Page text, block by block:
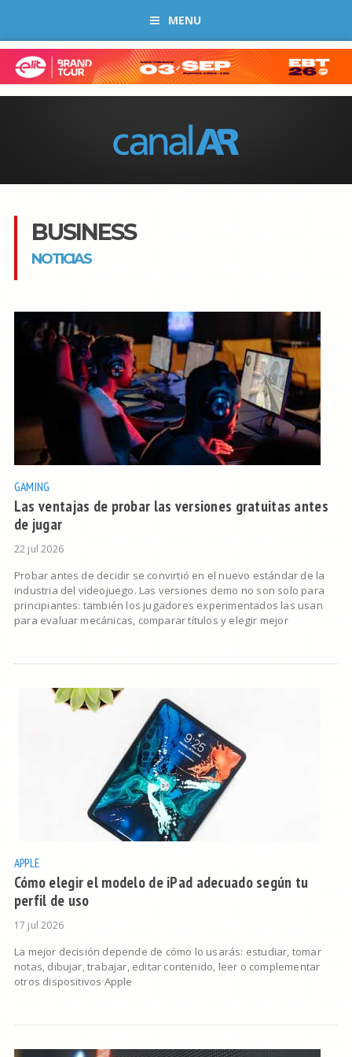
MENU
BUSINESS
NOTICIAS
GAMING
Las ventajas de probar las versiones gratuitas antes
de jugar
22 jul 2026
Probar antes de decidir se convirtió en el nuevo estándar de la
industria del videojuego. Las versiones demo no son solo para
principiantes: también los jugadores experimentados las usan
para evaluar mecánicas, comparar títulos y elegir mejor
APPLE
Cómo elegir el modelo de iPad adecuado según tu
perfil de uso
17 jul 2026
La mejor decisión depende de cómo lo usarás: estudiar, tomar
notas, dibujar, trabajar, editar contenido, leer o complementar
otros dispositivos Apple